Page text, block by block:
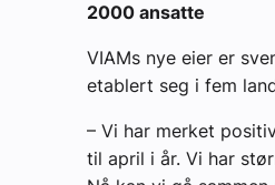
2000 ansatte
VIAMs nye eier er
etablert seg i fem
– Vi har merket
til april i år. Vi har